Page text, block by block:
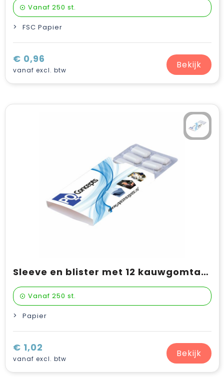
Vanaf 250 st.
FSC Papier
€ 0,96
vanaf excl. btw Bekijk
Sleeve en blister met 12 kauwgomtabletten
Vanaf 250 st.
Papier
€ 1,02
vanaf excl. btw Bekijk